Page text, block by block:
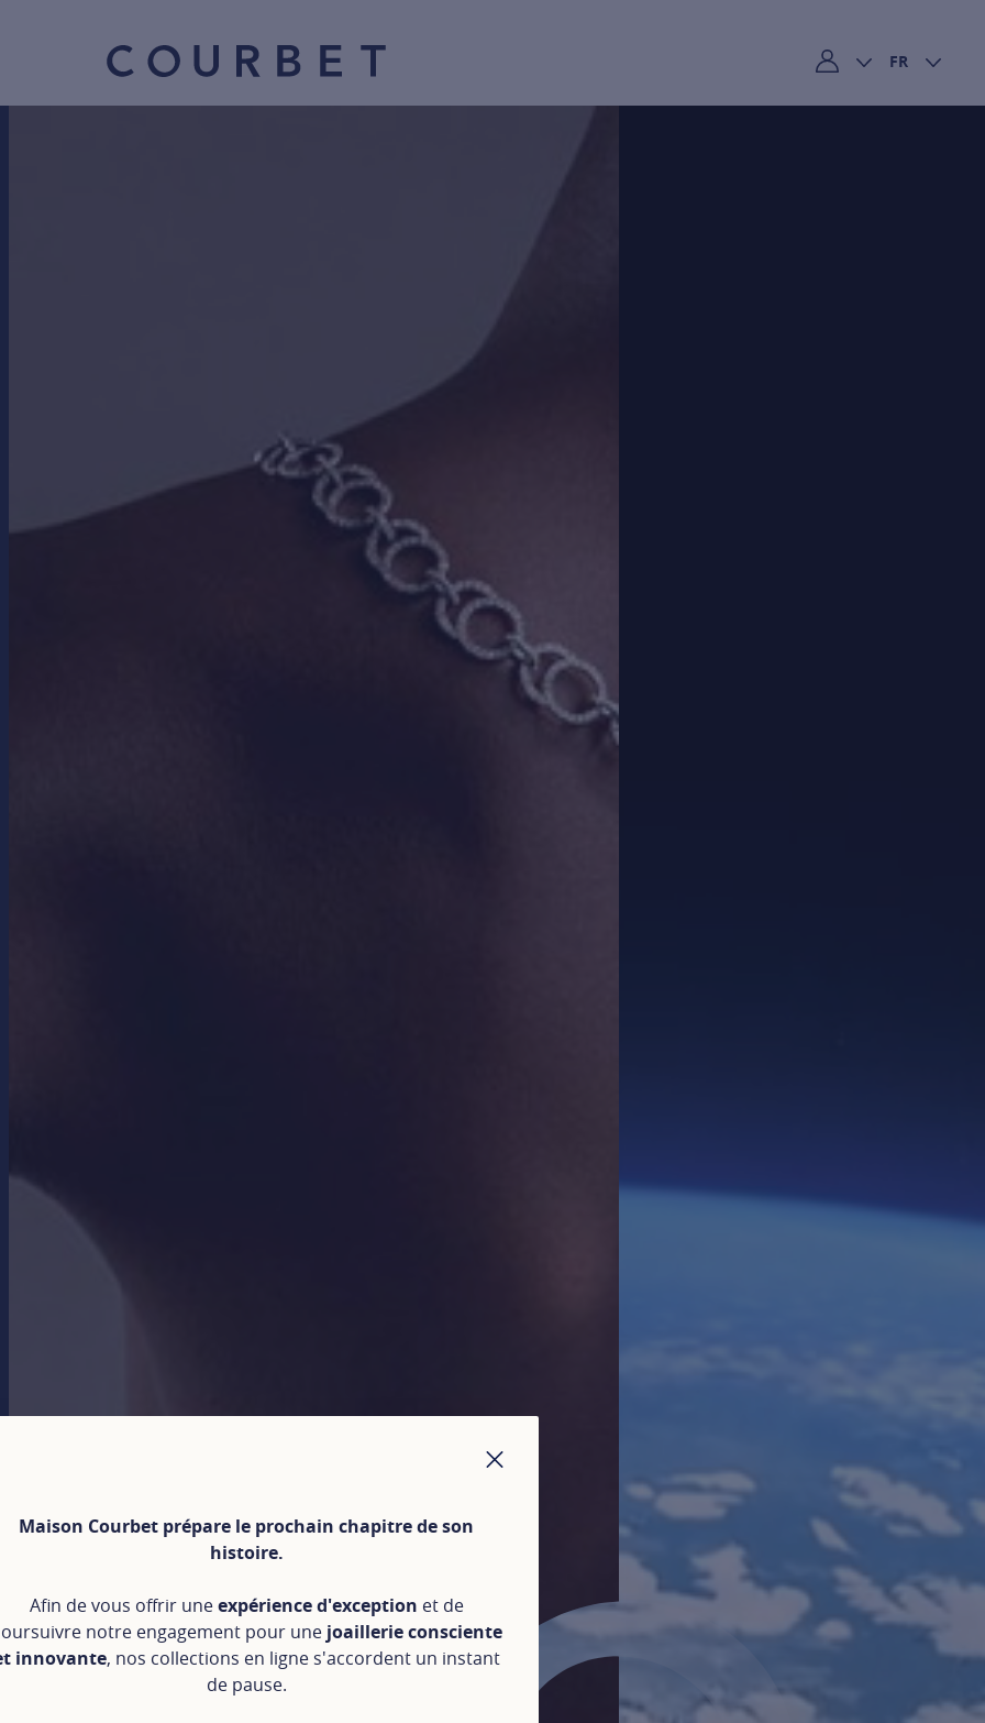
FERMER
Maison Courbet prépare le prochain chapitre de son
histoire.
Afin de vous offrir uneexpérience d'exception et de
notre engagement pour une joaillerie consciente
innovante, nos collections en ligne s'accordent un instant
de pause.
Mon compte
FR